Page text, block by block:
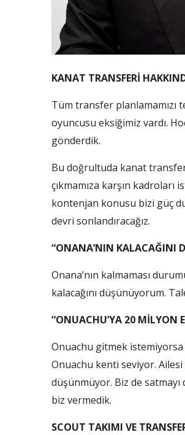
KANAT TRANSFERİ
Tüm transfer planlamamızı
oyuncusu eksiğimiz vardı.
gönderdik.
Bu doğrultuda kanat
çıkmamıza karşın kadroları
kontenjan konusu bizi güç
devri sonlandıracağız.
“ONANA’NIN KALACAĞINI
Onana’nın kalmaması
kalacağını düşünüyorum.
“ONUACHU’YA 20 MİLYON
Onuachu gitmek
Onuachu kenti seviyor.
düşünmüyor. Biz de
biz vermedik.
SCOUT TAKIMI VE